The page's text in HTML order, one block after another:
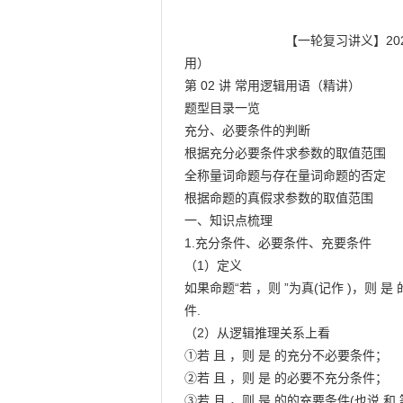
用）
第 02 讲 常用逻辑用语（精讲）
题型目录一览
充分、必要条件的判断
根据充分必要条件求参数的取值范围
全称量词命题与存在量词命题的否定
根据命题的真假求参数的取值范围
一、知识点梳理
1.充分条件、必要条件、充要条件
（1）定义
如果命题“若 ，则 ”为真(记作 )，则 是
件.
（2）从逻辑推理关系上看
①若 且 ，则 是 的充分不必要条件；
②若 且 ，则 是 的必要不充分条件；